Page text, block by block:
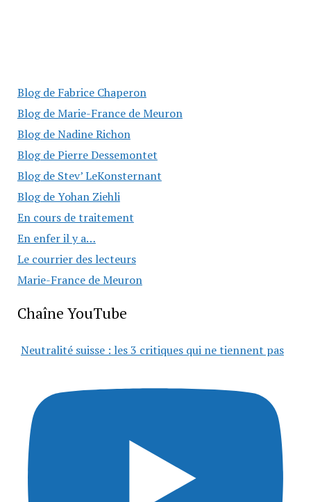
Blog de Fabrice Chaperon
Blog de Marie-France de Meuron
Blog de Nadine Richon
Blog de Pierre Dessemontet
Blog de Stev’ LeKonsternant
Blog de Yohan Ziehli
En cours de traitement
En enfer il y a…
Le courrier des lecteurs
Marie-France de Meuron
Chaîne YouTube
Neutralité suisse : les 3 critiques qui ne tiennent pas